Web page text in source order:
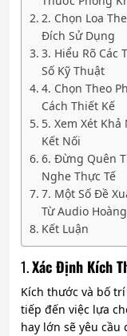
2. Chọn Loa
Đích Sử Dụng
3. Hiểu Rõ Các
Số Kỹ Thuật
4. Chọn Theo
Cách Thiết Kế
5. Xem Xét Khả
Kết Nối
6. Đừng Quên
Nghe Thực Tế
7. Một Số Đề
Từ Audio
Kết Luận
1.Xác Định Kích
Kích thước và bố
tiếp đến việc lựa
hay lớn sẽ yêu cầu